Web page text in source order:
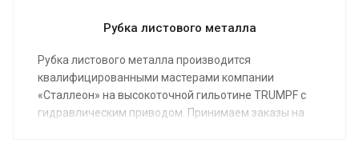
Рубка листового металла
Рубка листового металла производится
квалифицированными мастерами компании
«Сталлеон» на высокоточной гильотине TRUMPF с
гидравлическим приводом. Принимаем заказы на